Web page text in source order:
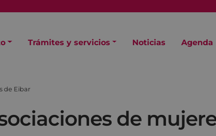
Trámites y servicios Noticias Agenda
de Eibar
de